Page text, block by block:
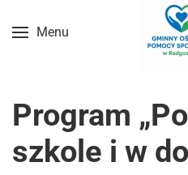
Przejdź do treści głównej
Menu
Program
szkole i w